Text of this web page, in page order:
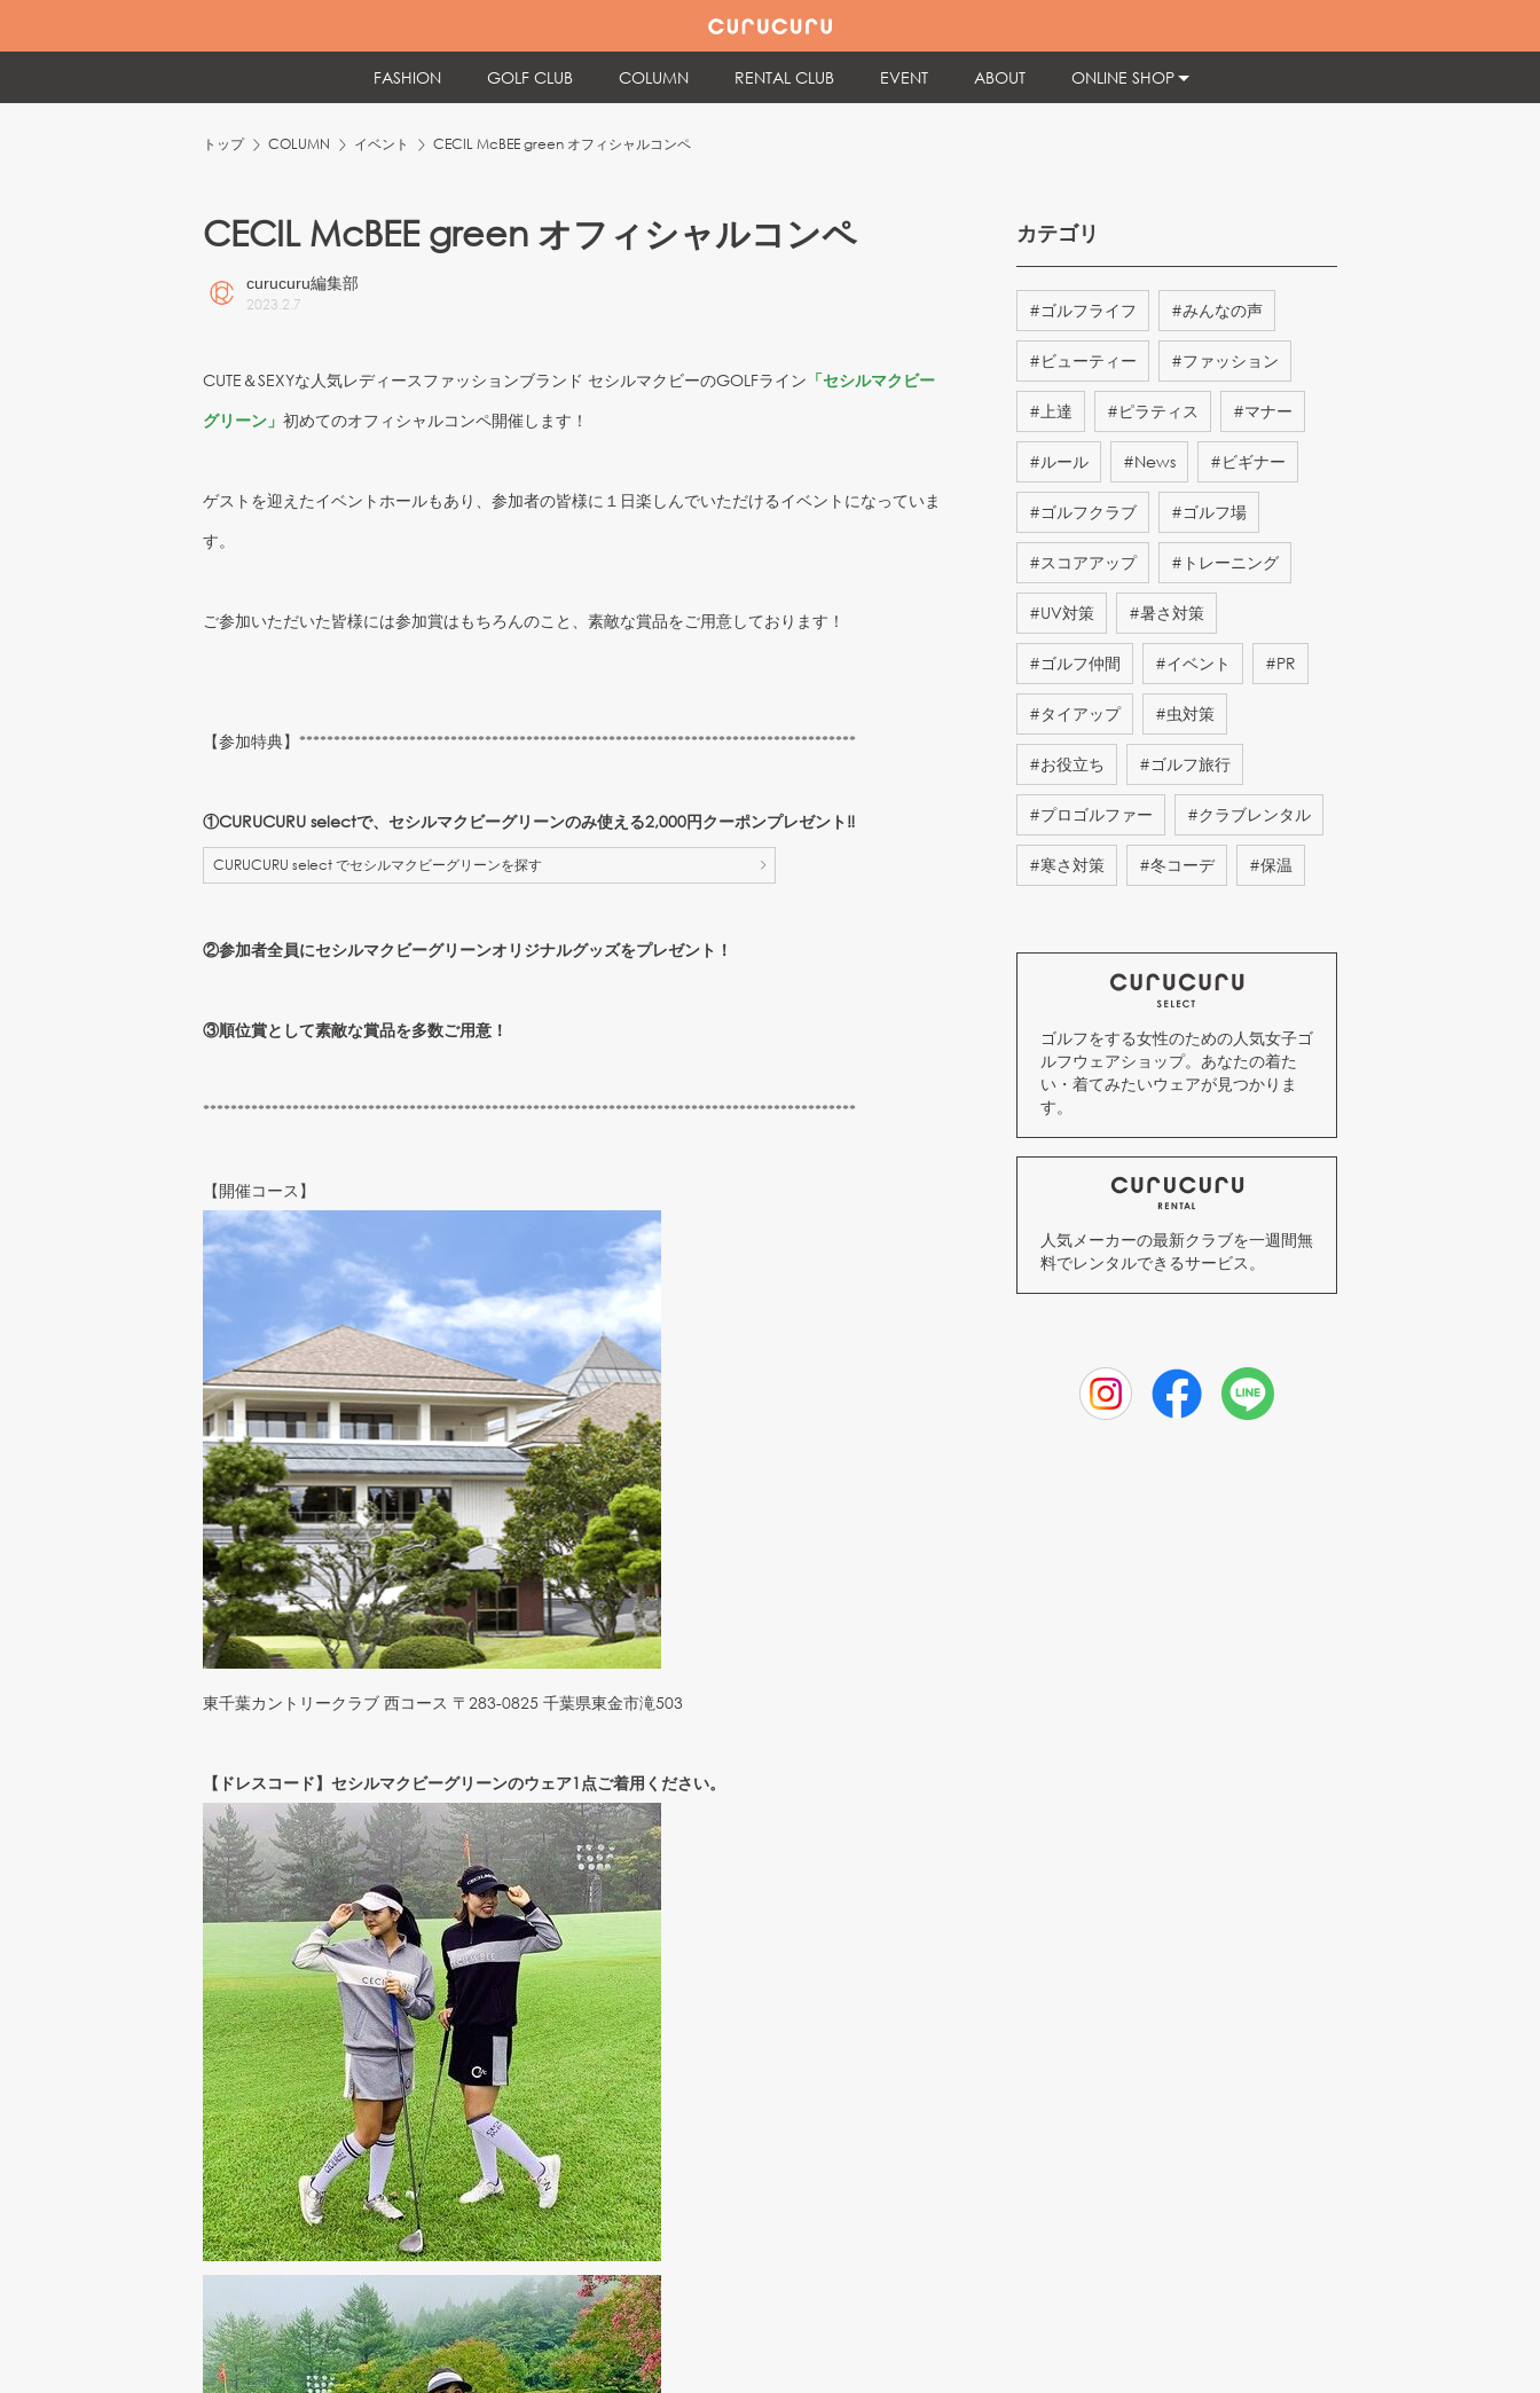
FASHION GOLF CLUB COLUMN RENTAL CLUB EVENT ABOUT ONLINE SHOP
トップ COLUMN イベント CECIL McBEE green オフィシャルコンペ
CECIL McBEE green オフィシャルコンペ
curucuru編集部
2023.2.7
CUTE＆SEXYな人気レディースファッションブランド セシルマクビーのGOLFライン 「セシルマクビー
グリーン」 初めてのオフィシャルコンペ開催します！
ゲストを迎えたイベントホールもあり、参加者の皆様に１日楽しんでいただけるイベントになっていま
す。
ご参加いただいた皆様には参加賞はもちろんのこと、素敵な賞品をご用意しております！
【参加特典】*********************************************************************************
①CURUCURU selectで、セシルマクビーグリーンのみ使える2,000円クーポンプレゼント‼︎
CURUCURU select でセシルマクビーグリーンを探す
②参加者全員にセシルマクビーグリーンオリジナルグッズをプレゼント！
③順位賞として素敵な賞品を多数ご用意！
***********************************************************************************************
【開催コース】
東千葉カントリークラブ 西コース 〒283-0825 千葉県東金市滝503
【ドレスコード】 セシルマクビーグリーンのウェア1点ご着用ください。
カテゴリ
#ゴルフライフ #みんなの声
#ビューティー #ファッション
#上達 #ピラティス #マナー
#ルール #News #ビギナー
#ゴルフクラブ #ゴルフ場
#スコアアップ # トレーニング
#UV対策 #暑さ対策
#ゴルフ仲間 #イベント #PR
#タイアップ #虫対策
#お役立ち #ゴルフ旅行
#プロゴルファー #クラブレンタル
#寒さ対策 #冬コーデ #保温
ゴルフをする女性のための人気女子ゴ
ルフウェアショップ。あなたの着た
い・着てみたいウェアが見つかりま
す。
人気メーカーの最新クラブを一週間無
料でレンタルできるサービス。